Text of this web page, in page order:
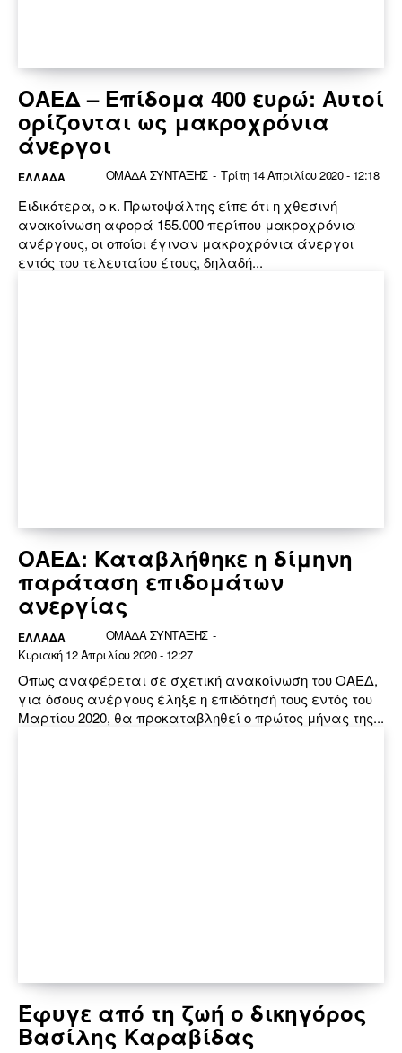
ΟΑΕΔ – Επίδομα 400 ευρώ: Αυτοί
ορίζονται ως μακροχρόνια
άνεργοι
ΕΛΛΆΔΑ ΟΜΑΔΑ ΣΥΝΤΑΞΗΣ - Τρίτη 14 Απριλίου 2020 - 12:18
Ειδικότερα, ο κ. Πρωτοψάλτης είπε ότι η χθεσινή
ανακοίνωση αφορά 155.000 περίπου μακροχρόνια
ανέργους, οι οποίοι έγιναν μακροχρόνια άνεργοι
εντός του τελευταίου έτους, δηλαδή...
ΟΑΕΔ: Καταβλήθηκε η δίμηνη
παράταση επιδομάτων
ανεργίας
ΕΛΛΆΔΑ ΟΜΑΔΑ ΣΥΝΤΑΞΗΣ -
Κυριακή 12 Απριλίου 2020 - 12:27
Όπως αναφέρεται σε σχετική ανακοίνωση του ΟΑΕΔ,
για όσους ανέργους έληξε η επιδότησή τους εντός του
Μαρτίου 2020, θα προκαταβληθεί ο πρώτος μήνας της...
Έφυγε από τη ζωή ο δικηγόρος
Βασίλης Καραβίδας